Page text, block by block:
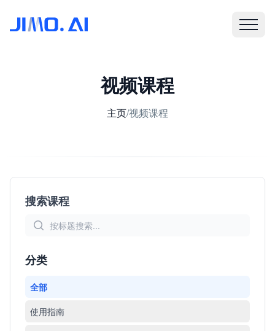
视频课程
主页/视频课程
搜索课程
分类
全部
使用指南